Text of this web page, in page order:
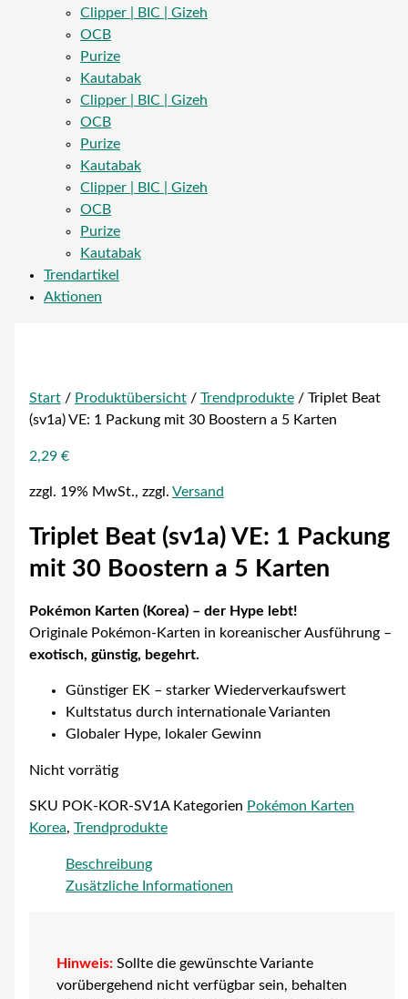
Clipper | BIC | Gizeh
OCB
Purize
Kautabak
Clipper | BIC | Gizeh
OCB
Purize
Kautabak
Clipper | BIC | Gizeh
OCB
Purize
Kautabak
Trendartikel
Aktionen
Start/ Produktübersicht/ Trendprodukte/ Triplet Beat
(sv1a) VE: 1 Packung mit 30 Boostern a 5 Karten
2,29 €
zzgl. 19% MwSt., zzgl. Versand
Triplet Beat (sv1a) VE: 1 Packung
mit 30 Boostern a 5 Karten
Pokémon Karten (Korea) – der Hype lebt!
Originale Pokémon-Karten in koreanischer Ausführung –
exotisch, günstig, begehrt.
Günstiger EK – starker Wiederverkaufswert
Kultstatus durch internationale Varianten
Globaler Hype, lokaler Gewinn
Nicht vorrätig
SKU POK-KOR-SV1A Kategorien Pokémon Karten
Korea, Trendprodukte
Beschreibung
Zusätzliche Informationen
Hinweis:Sollte die gewünschte Variante
vorübergehend nicht verfügbar sein, behalten